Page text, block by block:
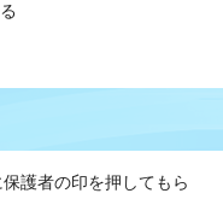
護者の印を押してもら